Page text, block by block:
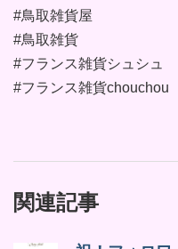
#鳥取雑貨屋
#鳥取雑貨
#フランス雑貨シュシュ
#フランス雑貨chouchou
関連記事